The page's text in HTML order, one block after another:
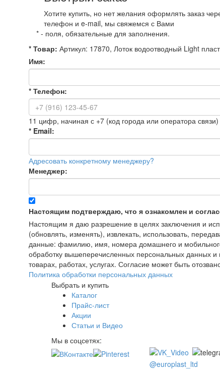
Хотите купить, но нет желания оформлять заказ
телефон и e-mail, мы свяжемся с Вами
* - поля, обязательные для заполнения.
* Товар: Артикул: 17870, Лоток водоотводный Light
Имя:
* Телефон:
11 цифр, начиная с +7 (код города или оператора связи)
* Email:
Адресовать конкретному менеджеру?
Менеджер:
Настоящим подтверждаю, что я ознакомлен и
Настоящим я даю разрешение в целях заключения и
(обновлять, изменять), извлекать, использовать,
данные: фамилию, имя, номера домашнего и
обработку вышеперечисленных персональных данных
товарах, работах, услугах. Согласие может быть
Политика обработки персональных данных
Выбрать и купить
Каталог
Прайс-лист
Акции
Статьи и Видео
Мы в соцсетях:
@europlast_ltd